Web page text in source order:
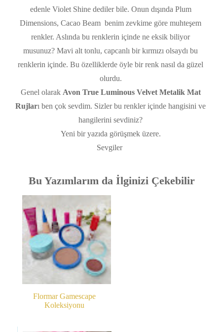
edenle Violet Shine dediler bile. Onun dışında Plum
Dimensions, Cacao Beam benim zevkime göre muhteşem
renkler. Aslında bu renklerin içinde ne eksik biliyor
musunuz? Mavi alt tonlu, capcanlı bir kırmızı olsaydı bu
renklerin içinde. Bu özelliklerde öyle bir renk nasıl da güzel
olurdu.
Genel olarak Avon True Luminous Velvet Metalik Mat
Rujları ben çok sevdim. Sizler bu renkler içinde hangisini ve
hangilerini sevdiniz?
Yeni bir yazıda görüşmek üzere.
Sevgiler
Bu Yazımlarım da İlginizi Çekebilir
Flormar Gamescape
Koleksiyonu